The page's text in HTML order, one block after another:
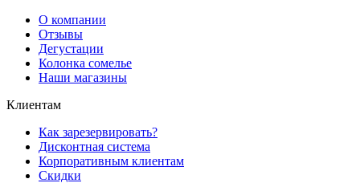
О компании
Отзывы
Дегустации
Колонка сомелье
Наши магазины
Клиентам
Как зарезервировать?
Дисконтная система
Корпоративным клиентам
Скидки